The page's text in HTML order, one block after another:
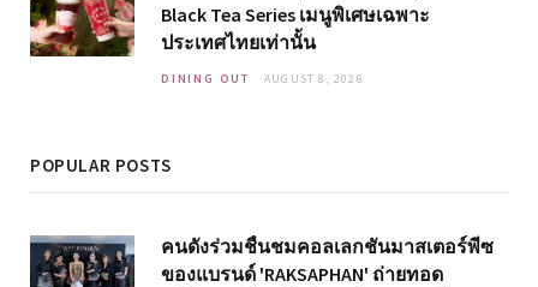
Black Tea Series เมนูพิเศษเฉพาะ
ประเทศไทยเท่านั้น
DINING OUT AUGUST 8, 2026
POPULAR POSTS
คนดังร่วมชื่นชมคอลเลกชันมาสเตอร์พีซ
ของแบรนด์ 'RAKSAPHAN' ถ่ายทอด